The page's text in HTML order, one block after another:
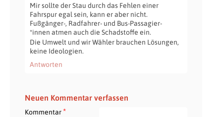
Mir sollte der Stau durch das Fehlen einer
Fahrspur egal sein, kann er aber nicht.
Fußgänger-, Radfahrer- und Bus-Passagier-
*innen atmen auch die Schadstoffe ein.
Die Umwelt und wir Wähler brauchen Lösungen,
keine Ideologien.
Antworten
Neuen Kommentar verfassen
Kommentar*